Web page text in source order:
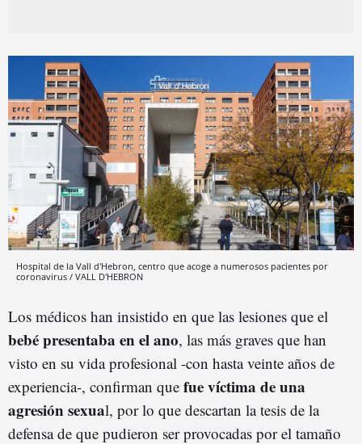
Hospital de la Vall d'Hebron, centro que acoge a numerosos pacientes por
coronavirus / VALL D'HEBRON
Los médicos han insistido en que las lesiones que el
bebé presentaba en el ano, las más graves que han
visto en su vida profesional -con hasta veinte años de
experiencia-, confirman que fue víctima de una
agresión sexual, por lo que descartan la tesis de la
defensa de que pudieron ser provocadas por el tamaño